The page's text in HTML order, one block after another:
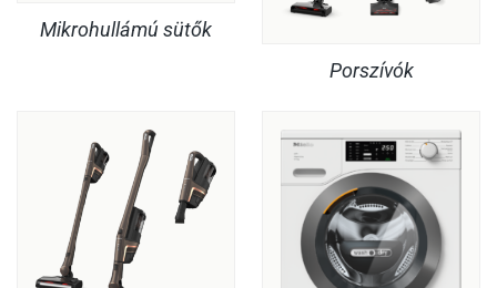
Mikrohullámú sütők
Porszívók